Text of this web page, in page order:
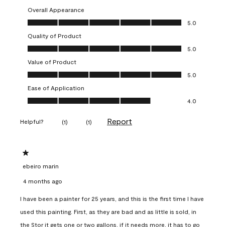
Overall Appearance
Overall Appearance, 5.0 out of 5
5.0
Quality of Product
Quality of Product, 5.0 out of 5
5.0
Value of Product
Value of Product, 5.0 out of 5
5.0
Ease of Application
Ease of Application, 4.0 out of 5
4.0
Helpful? (1) (1) Report
1 out of 5 stars.
ebeiro marin
4 months ago
I have been a painter for 25 years, and this is the first time I have
used this painting. First, as they are bad and as little is sold, in
the Stor it gets one or two gallons, if it needs more, it has to go